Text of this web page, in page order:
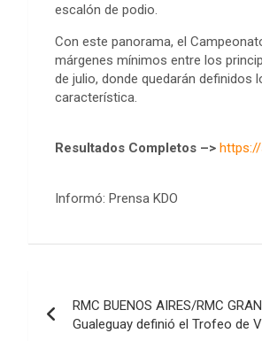
escalón de podio.
Con este panorama, el
márgenes mínimos entre los
de julio, donde quedarán definidos
característica.
Resultados Completos –>
Informó: Prensa KDO
de
RMC BUENOS AIRES/RMC
Gualeguay definió el Trofeo de